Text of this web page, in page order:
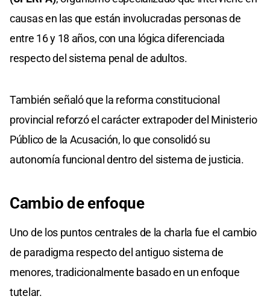
causas en las que están involucradas personas de
entre 16 y 18 años, con una lógica diferenciada
respecto del sistema penal de adultos.
También señaló que la reforma constitucional
provincial reforzó el carácter extrapoder del Ministerio
Público de la Acusación, lo que consolidó su
autonomía funcional dentro del sistema de justicia.
Cambio de enfoque
Uno de los puntos centrales de la charla fue el cambio
de paradigma respecto del antiguo sistema de
menores, tradicionalmente basado en un enfoque
tutelar.